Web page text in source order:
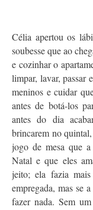
Célia apertou os
soubesse que ao
e cozinhar o
limpar, lavar, passar
meninos e cuidar
antes de botá-los
antes do dia
brincarem no
jogo de mesa que
Natal e que eles
jeito; ela fazia
empregada, mas se
fazer nada. Sem